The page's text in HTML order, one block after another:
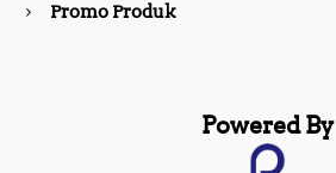
Promo Produk
Powered By